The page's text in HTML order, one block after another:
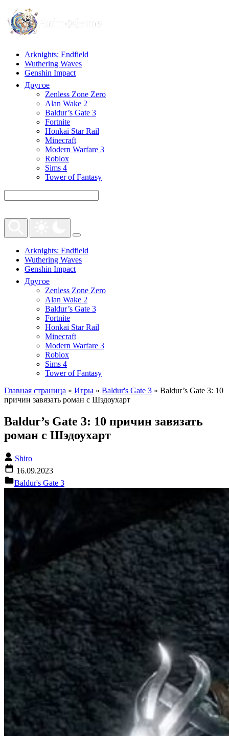
Arknights: Endfield
Wuthering Waves
Genshin Impact
Другое
Zenless Zone Zero
Alan Wake 2
Baldur’s Gate 3
Fortnite
Honkai Star Rail
Minecraft
Modern Warfare 3
Roblox
Sims 4
Tower of Fantasy
Arknights: Endfield
Wuthering Waves
Genshin Impact
Другое
Zenless Zone Zero
Alan Wake 2
Baldur’s Gate 3
Fortnite
Honkai Star Rail
Minecraft
Modern Warfare 3
Roblox
Sims 4
Tower of Fantasy
Главная страница » Игры » Baldur's Gate 3 » Baldur’s Gate 3: 10
причин завязать роман с Шэдоухарт
Baldur’s Gate 3: 10 причин завязать
роман с Шэдоухарт
Shiro
16.09.2023
Baldur's Gate 3